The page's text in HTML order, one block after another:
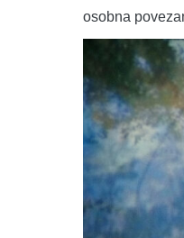
osobna